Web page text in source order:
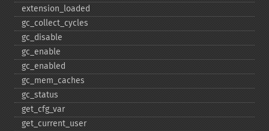
extension_​loaded
gc_​collect_​cycles
gc_​disable
gc_​enable
gc_​enabled
gc_​mem_​caches
gc_​status
get_​cfg_​var
get_​current_​user